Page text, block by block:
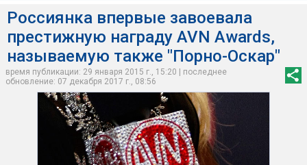
Россиянка впервые завоевала
престижную награду AVN Awards,
называемую также "Порно-Оскар"
время публикации: 29 января 2015 г., 15:20 | последнее
обновление: 07 декабря 2017 г., 08:56